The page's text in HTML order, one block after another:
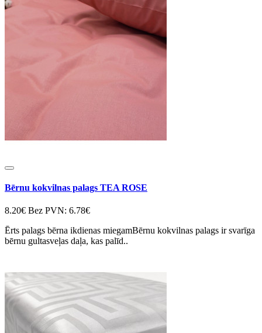
Bērnu kokvilnas palags TEA ROSE
8.20€ Bez PVN: 6.78€
Ērts palags bērna ikdienas miegamBērnu kokvilnas palags ir svarīga
bērnu gultasveļas daļa, kas palīd..